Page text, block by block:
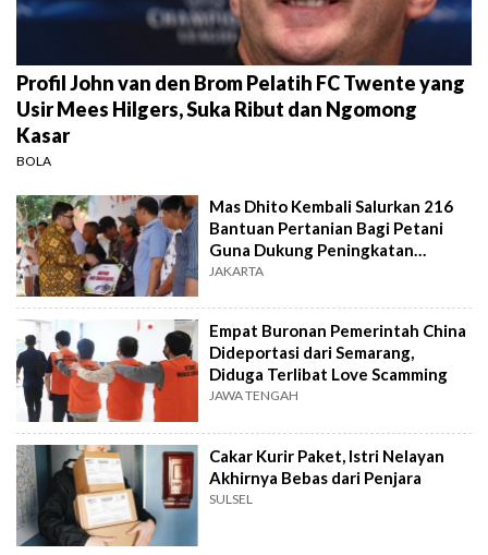
Profil John van den Brom Pelatih FC Twente yang
Usir Mees Hilgers, Suka Ribut dan Ngomong
Kasar
BOLA
Mas Dhito Kembali Salurkan 216
Bantuan Pertanian Bagi Petani
Guna Dukung Peningkatan
Produksi
JAKARTA
Empat Buronan Pemerintah China
Dideportasi dari Semarang,
Diduga Terlibat Love Scamming
JAWA TENGAH
Cakar Kurir Paket, Istri Nelayan
Akhirnya Bebas dari Penjara
SULSEL